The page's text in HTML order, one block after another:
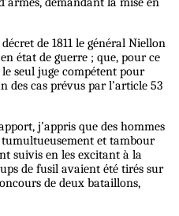
de 1811 le général Niellon
état de guerre ; que, pour ce
seul juge compétent pour
des cas prévus par l’article 53
j’appris que des hommes
et tambour
suivis en les excitant à la
de fusil avaient été tirés sur
de deux bataillons,